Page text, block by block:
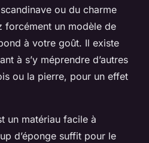
ou du charme
forcément un modèle de
à votre goût. Il existe
à s’y méprendre d’autres
ou la pierre, pour un effet
un matériau facile à
d’éponge suffit pour le